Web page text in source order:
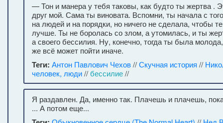
— Тон и манера у тебя таковы, как будто ты жертва .
друг мой. Сама ты виновата. Вспомни, ты начала с
на людей и на порядки, но ничего не сделала, чтобы
лучше. Ты не боролась со злом, а утомилась, и ты
а своего бессилия. Ну, конечно, тогда ты была
же всё может пойти иначе.
Теги: Антон Павлович Чехов//Скучная история //
человек, люди//бессилие//
Я раздавлен. Да, именно так. Плачешь и плачешь,
... А потом еще...